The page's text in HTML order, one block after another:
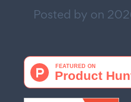
Posted by on